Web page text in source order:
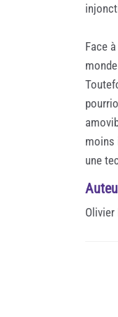
Face
moins
une